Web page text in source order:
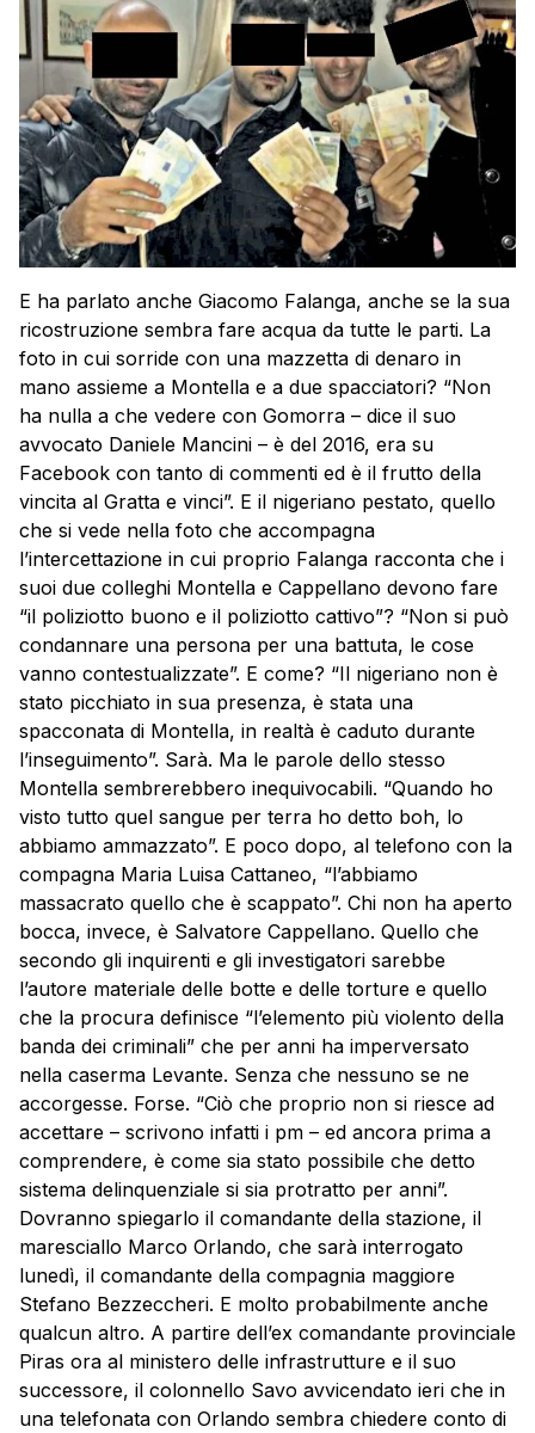
E ha parlato anche Giacomo Falanga, anche se la sua
ricostruzione sembra fare acqua da tutte le parti. La
foto in cui sorride con una mazzetta di denaro in
mano assieme a Montella e a due spacciatori? “Non
ha nulla a che vedere con Gomorra – dice il suo
avvocato Daniele Mancini – è del 2016, era su
Facebook con tanto di commenti ed è il frutto della
vincita al Gratta e vinci”. E il nigeriano pestato, quello
che si vede nella foto che accompagna
l’intercettazione in cui proprio Falanga racconta che i
suoi due colleghi Montella e Cappellano devono fare
“il poliziotto buono e il poliziotto cattivo”? “Non si può
condannare una persona per una battuta, le cose
vanno contestualizzate”. E come? “Il nigeriano non è
stato picchiato in sua presenza, è stata una
spacconata di Montella, in realtà è caduto durante
l’inseguimento”. Sarà. Ma le parole dello stesso
Montella sembrerebbero inequivocabili. “Quando ho
visto tutto quel sangue per terra ho detto boh, lo
abbiamo ammazzato”. E poco dopo, al telefono con la
compagna Maria Luisa Cattaneo, “l’abbiamo
massacrato quello che è scappato”. Chi non ha aperto
bocca, invece, è Salvatore Cappellano. Quello che
secondo gli inquirenti e gli investigatori sarebbe
l’autore materiale delle botte e delle torture e quello
che la procura definisce “l’elemento più violento della
banda dei criminali” che per anni ha imperversato
nella caserma Levante. Senza che nessuno se ne
accorgesse. Forse. “Ciò che proprio non si riesce ad
accettare – scrivono infatti i pm – ed ancora prima a
comprendere, è come sia stato possibile che detto
sistema delinquenziale si sia protratto per anni”.
Dovranno spiegarlo il comandante della stazione, il
maresciallo Marco Orlando, che sarà interrogato
lunedì, il comandante della compagnia maggiore
Stefano Bezzeccheri. E molto probabilmente anche
qualcun altro. A partire dell’ex comandante provinciale
Piras ora al ministero delle infrastrutture e il suo
successore, il colonnello Savo avvicendato ieri che in
una telefonata con Orlando sembra chiedere conto di